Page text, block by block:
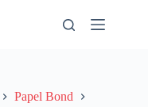
Papel Bond